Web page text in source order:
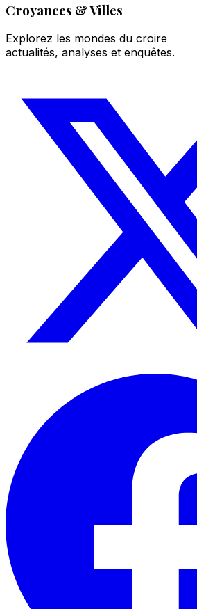
Croyances & Villes
Explorez les mondes du croire
actualités, analyses et enquêtes.